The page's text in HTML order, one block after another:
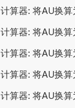
计算器: 将AU换
计算器: 将AU换
计算器: 将AU换
计算器: 将AU换
计算器: 将AU换